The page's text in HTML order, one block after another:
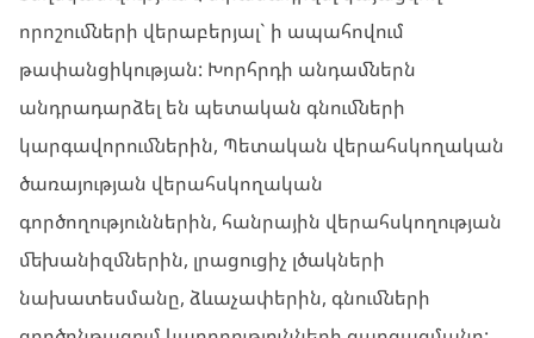
որոշումների վերաբերյալ` ի ապահովում
թափանցիկության: Խորհրդի անդամներն
անդրադարձել են պետական գնումների
կարգավորումներին, Պետական վերահսկողական
ծառայության վերահսկողական
գործողություններին, հանրային վերահսկողության
մեխանիզմներին, լրացուցիչ լծակների
նախատեսմանը, ձևաչափերին, գնումների